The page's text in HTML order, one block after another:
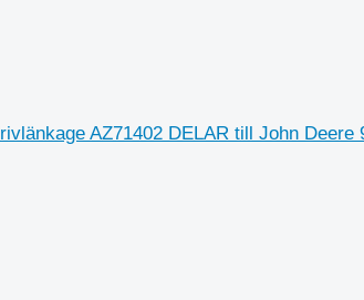
AZ71402 DELAR till John Deere